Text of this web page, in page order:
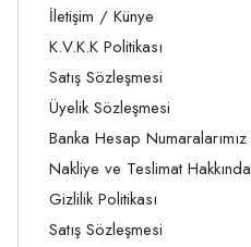
İletişim / Künye
K.V.K.K Politikası
Satış Sözleşmesi
Üyelik Sözleşmesi
Banka Hesap Numaralarımız
Nakliye ve Teslimat Hakkında
Gizlilik Politikası
Satış Sözleşmesi